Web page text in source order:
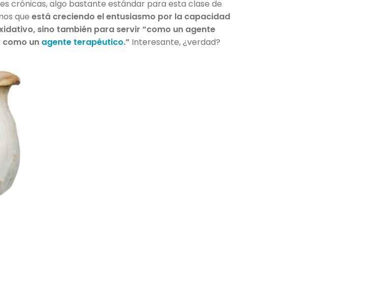
crónicas, algo bastante estándar para esta clase de
que está creciendo el entusiasmo por la capacidad
sino también para servir “como un agente
un agente terapéutico.” Interesante, ¿verdad?